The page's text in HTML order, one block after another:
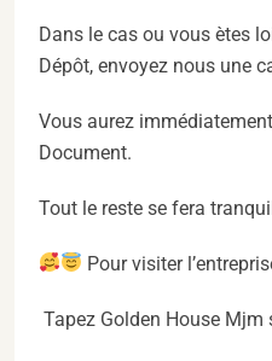
Dans le cas ou vous ètes
Dépôt, envoyez nous une
Vous aurez
Document.
Tout le reste se fera
Pour visiter
Tapez Golden House